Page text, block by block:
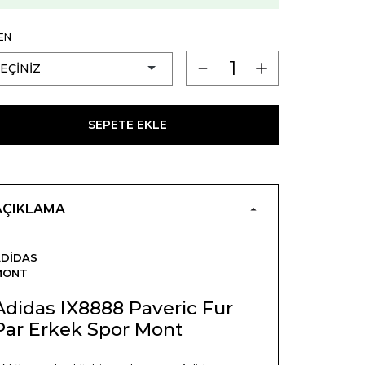
SEPETE EKLE
IX8888 Paveric Fur
Erkek Spor Mont